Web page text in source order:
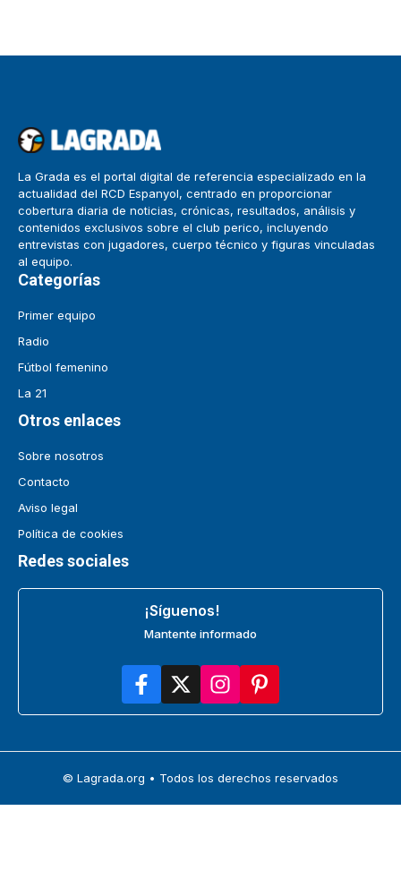
La Grada es el portal digital de referencia especializado en la
actualidad del RCD Espanyol, centrado en proporcionar
cobertura diaria de noticias, crónicas, resultados, análisis y
contenidos exclusivos sobre el club perico, incluyendo
entrevistas con jugadores, cuerpo técnico y figuras vinculadas
al equipo.
Categorías
Primer equipo
Radio
Fútbol femenino
La 21
Otros enlaces
Sobre nosotros
Contacto
Aviso legal
Política de cookies
Redes sociales
¡Síguenos!
Mantente informado
© Lagrada.org • Todos los derechos reservados